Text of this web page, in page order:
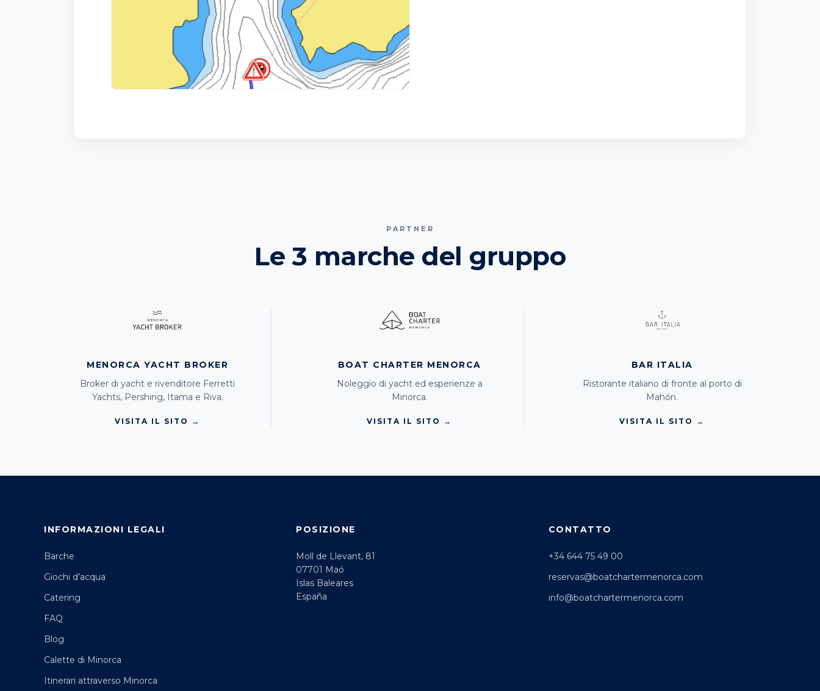
PARTNER
Le 3 marche del gruppo
MENORCA YACHT BROKER
Broker di yacht e rivenditore Ferretti
Yachts, Pershing, Itama e Riva.
VISITA IL SITO →
BOAT CHARTER MENORCA
Noleggio di yacht ed esperienze a
Minorca.
VISITA IL SITO →
BAR ITALIA
Ristorante italiano di fronte al porto di
Mahón.
VISITA IL SITO →
INFORMAZIONI LEGALI
Barche
Giochi d’acqua
Catering
FAQ
Blog
Calette di Minorca
Itinerari attraverso Minorca
POSIZIONE
Moll de Llevant, 81
07701 Maó
Islas Baleares
España
CONTATTO
+34 644 75 49 00
reservas@boatchartermenorca.com
info@boatchartermenorca.com